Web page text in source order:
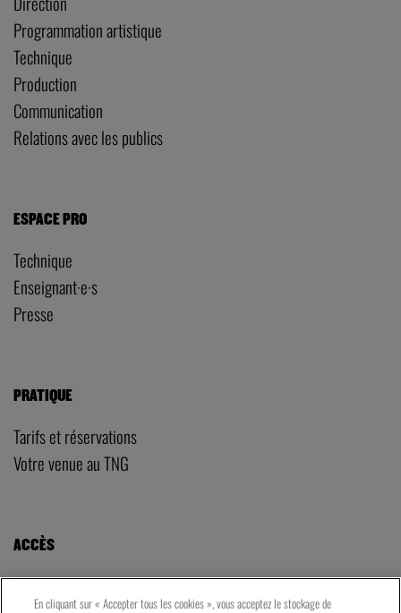
ESPACE PRO
Technique
Enseignant·e·s
Presse
PRATIQUE
Tarifs et réservations
Votre venue au TNG
LE TNG – VAISE
23 rue de Bourgogne – Lyon 9ème
En cliquant sur « Accepter tous les cookies », vous acceptez le stockage de